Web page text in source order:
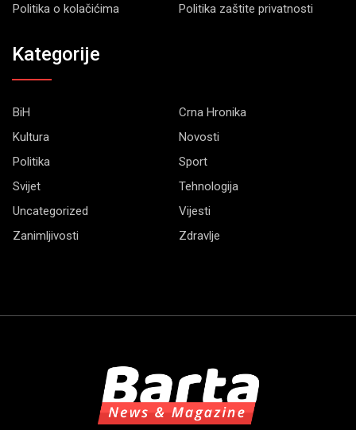
Politika o kolačićima
Politika zaštite privatnosti
Kategorije
BiH
Crna Hronika
Kultura
Novosti
Politika
Sport
Svijet
Tehnologija
Uncategorized
Vijesti
Zanimljivosti
Zdravlje